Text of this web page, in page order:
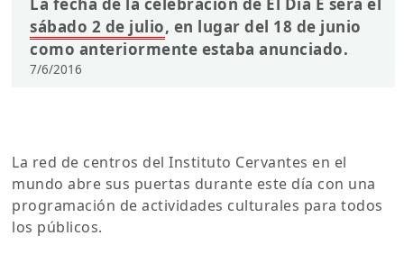
sábado 2 de julio, en lugar del 18 de junio
como anteriormente estaba anunciado.
7/6/2016
La red de centros del Instituto Cervantes en el
mundo abre sus puertas durante este día con una
programación de actividades culturales para todos
los públicos.